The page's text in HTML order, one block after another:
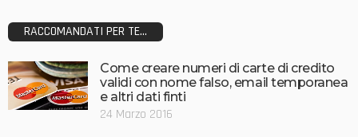
RACCOMANDATI PER TE...
Come creare numeri di carte di credito
validi con nome falso, email temporanea
e altri dati finti
24 Marzo 2016